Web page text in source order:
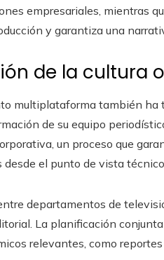
empresariales, mientras
y garantiza una
de la cultura
multiplataforma también ha
de su equipo
un proceso que
el punto de vista
departamentos de
La planificación
relevantes, como